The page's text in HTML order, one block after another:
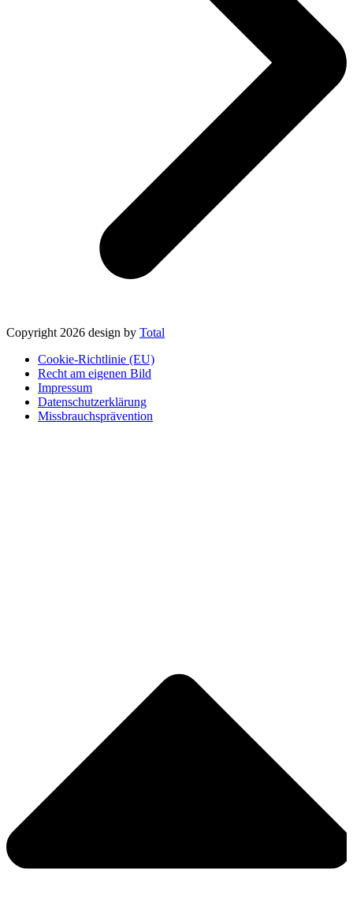
Copyright 2026 design by Total
Cookie-Richtlinie (EU)
Recht am eigenen Bild
Impressum
Datenschutzerklärung
Missbrauchsprävention